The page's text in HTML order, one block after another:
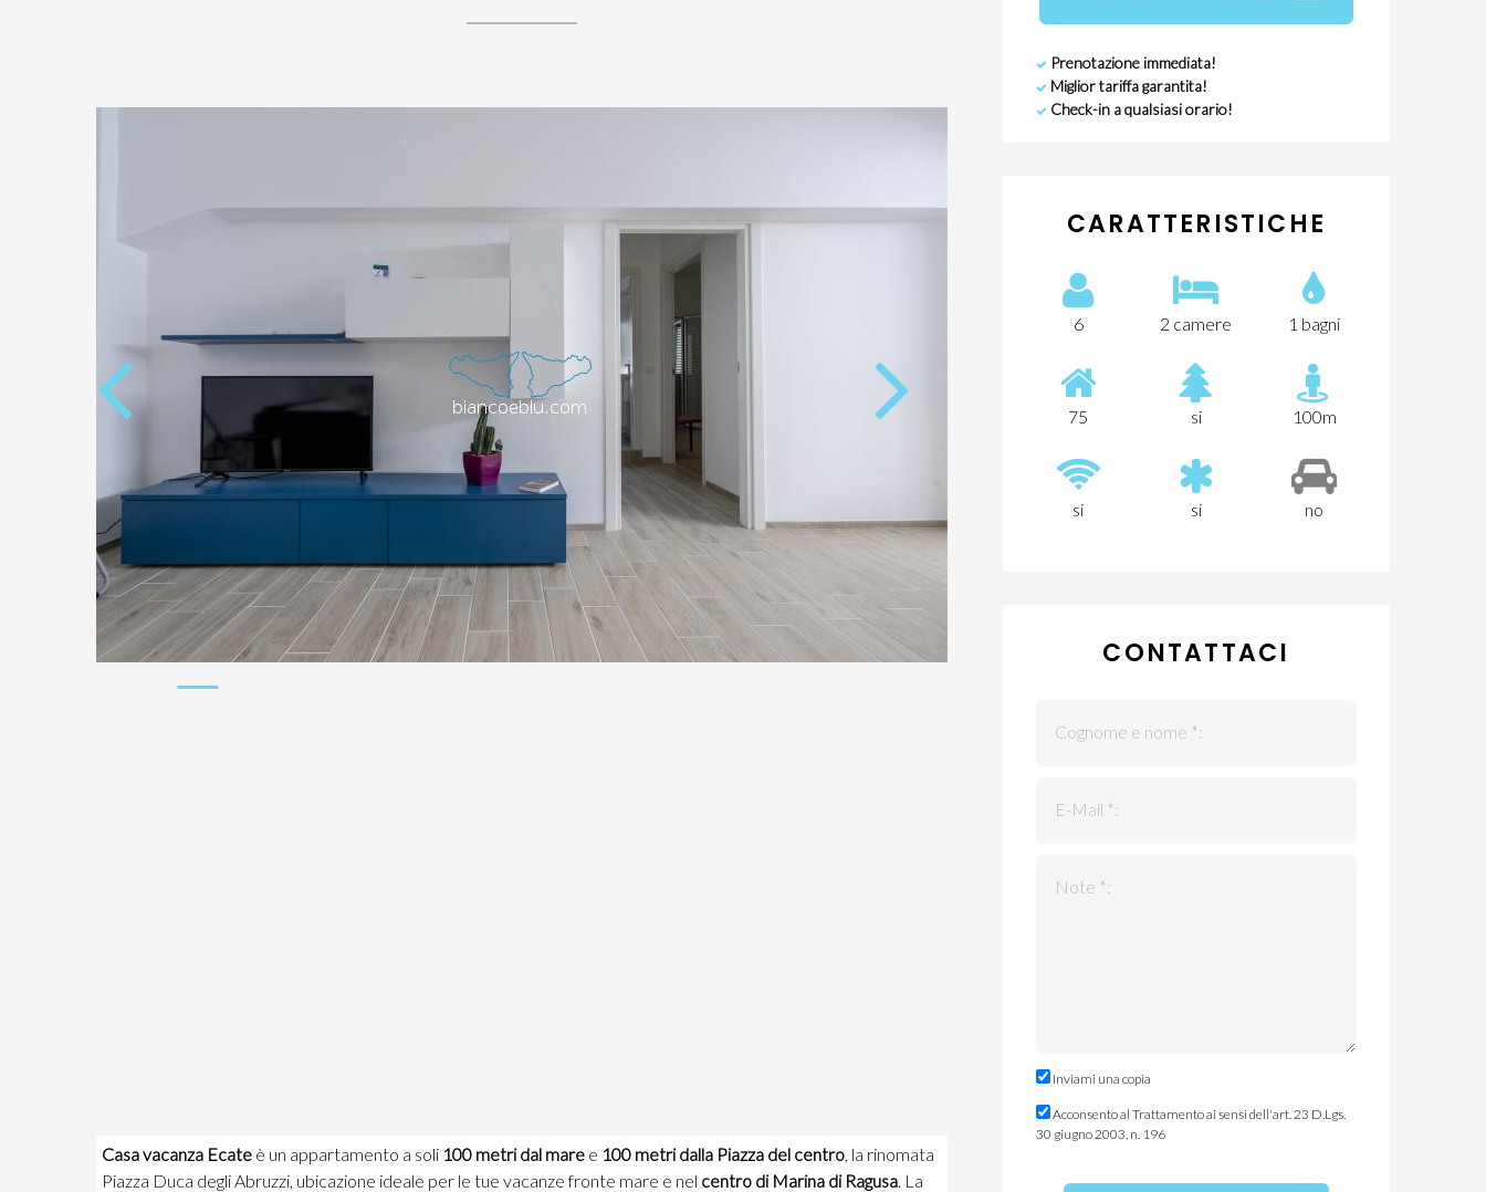
Casa vacanza Ecate è un appartamento a soli 100 metri dal mare e 100 metri dalla Piazza del centro, la rinomata
Piazza Duca degli Abruzzi, ubicazione ideale per le tue vacanze fronte mare e nel centro di Marina di Ragusa. La
Prenotazione immediata!
Miglior tariffa garantita!
Check-in a qualsiasi orario!
CARATTERISTICHE
6
75
si
2 camere
si
si
1 bagni
100m
no
CONTATTACI
Cognome e nome *:
E-Mail *:
Note *:
Inviami una copia
Acconsento al Trattamento ai sensi dell'art. 23 D.Lgs.
30 giugno 2003, n. 196